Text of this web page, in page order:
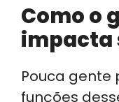
Como o
impacta
Pouca gente
funções